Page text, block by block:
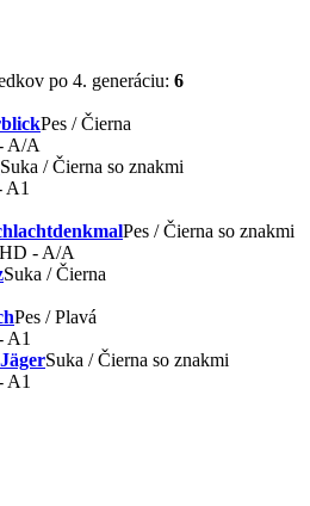
po 4. generáciu: 6
Pes / Čierna
A/A
Suka / Čierna so znakmi
A1
Pes / Čierna so znakmi
- A/A
Suka / Čierna
Pes / Plavá
A1
Suka / Čierna so znakmi
A1